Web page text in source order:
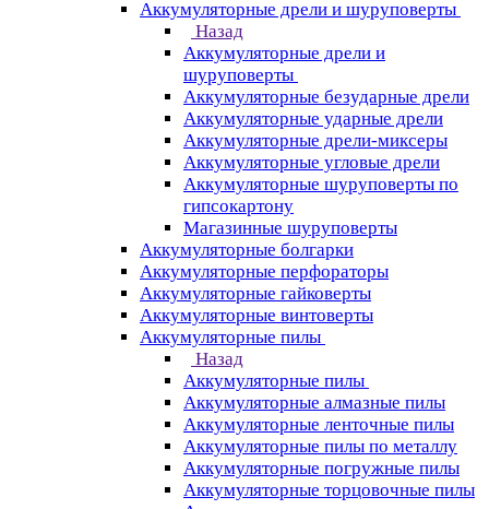
Аккумуляторные дрели и шуруповерты
Назад
Аккумуляторные дрели и
шуруповерты
Аккумуляторные безударные дрели
Аккумуляторные ударные дрели
Аккумуляторные дрели-миксеры
Аккумуляторные угловые дрели
Аккумуляторные шуруповерты по
гипсокартону
Магазинные шуруповерты
Аккумуляторные болгарки
Аккумуляторные перфораторы
Аккумуляторные гайковерты
Аккумуляторные винтоверты
Аккумуляторные пилы
Назад
Аккумуляторные пилы
Аккумуляторные алмазные пилы
Аккумуляторные ленточные пилы
Аккумуляторные пилы по металлу
Аккумуляторные погружные пилы
Аккумуляторные торцовочные пилы